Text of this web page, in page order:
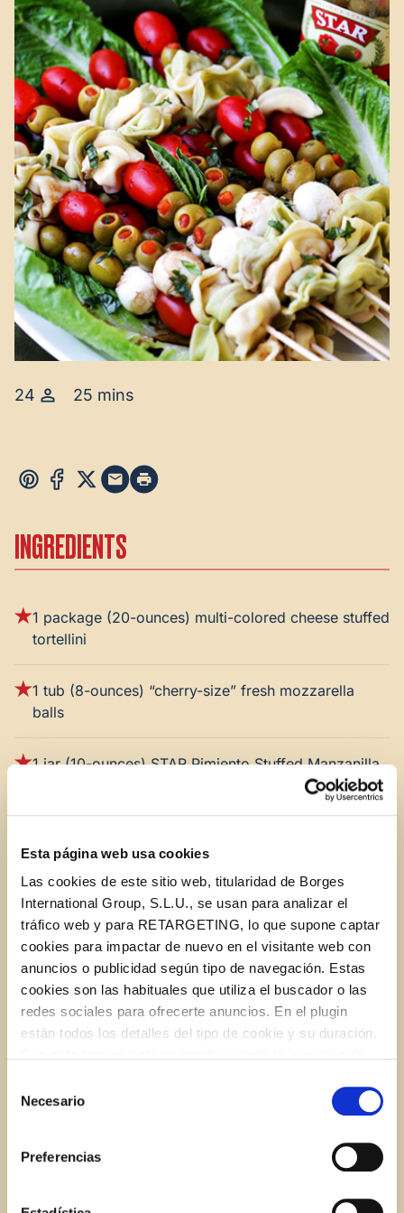
Esta página web usa cookies
Las cookies de este sitio web, titularidad de Borges
International Group, S.L.U., se usan para analizar el
tráfico web y para RETARGETING, lo que supone captar
cookies para impactar de nuevo en el visitante web con
anuncios o publicidad según tipo de navegación. Estas
cookies son las habituales que utiliza el buscador o las
redes sociales para ofrecerte anuncios. En el plugin
están todos los detalles del tipo de cookie y su duración.
la web aparece cómo evitar las cookies en el navegador.
Si se desea ver otra vez esta notificación navegar en
privado y aparecerá de nuevo. Le informamos que aún
no habiendo aceptado las cookies de analytics, Google
identifican de ninguna forma.
Necesario
Preferencias
24 25 mins
INGREDIENTS
1 package (20-ounces) multi-colored cheese stuffed
tortellini
1 tub (8-ounces) “cherry-size” fresh mozzarella
balls
1 jar (10-ounces)STAR Pimiento Stuffed Manzanilla
About 24 (10-inches long) wooden skewers
2 tablespoons thin strips of fresh basil
Drizzle ofSTAR Extra Virgin Olive Oil
Drizzle of STAR Balsamic Vinegar